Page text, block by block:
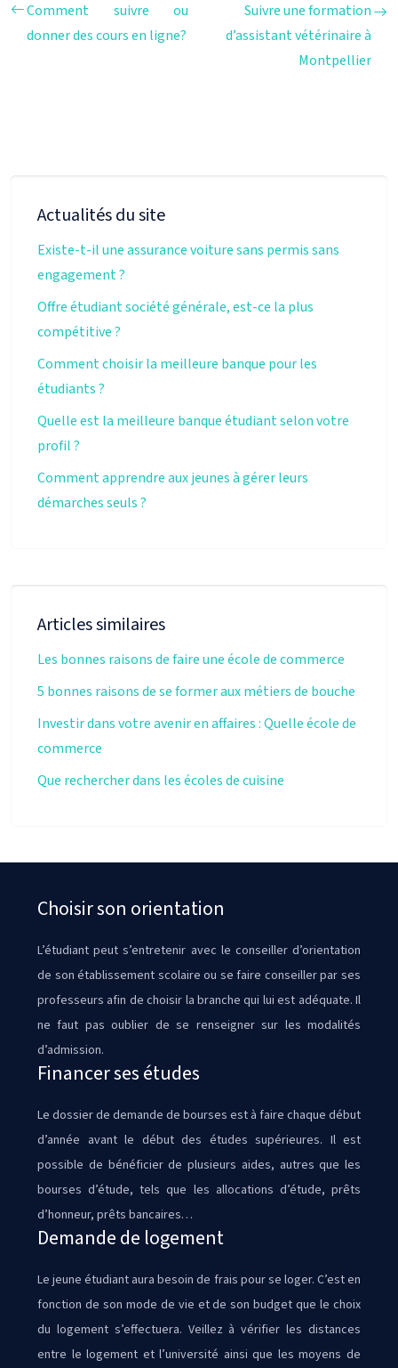
Comment suivre ou
donner des cours en ligne?
Suivre une formation
d’assistant vétérinaire à
Montpellier
Actualités du site
Existe-t-il une assurance voiture sans permis sans
engagement ?
Offre étudiant société générale, est-ce la plus
compétitive ?
Comment choisir la meilleure banque pour les
étudiants ?
Quelle est la meilleure banque étudiant selon votre
profil ?
Comment apprendre aux jeunes à gérer leurs
démarches seuls ?
Articles similaires
Les bonnes raisons de faire une école de commerce
5 bonnes raisons de se former aux métiers de bouche
Investir dans votre avenir en affaires : Quelle école de
commerce
Que rechercher dans les écoles de cuisine
Choisir son orientation
L’étudiant peut s’entretenir avec le conseiller d’orientation
de son établissement scolaire ou se faire conseiller par ses
professeurs afin de choisir la branche qui lui est adéquate. Il
ne faut pas oublier de se renseigner sur les modalités
d’admission.
Financer ses études
Le dossier de demande de bourses est à faire chaque début
d’année avant le début des études supérieures. Il est
possible de bénéficier de plusieurs aides, autres que les
bourses d’étude, tels que les allocations d’étude, prêts
d’honneur, prêts bancaires…
Demande de logement
Le jeune étudiant aura besoin de frais pour se loger. C’est en
fonction de son mode de vie et de son budget que le choix
du logement s’effectuera. Veillez à vérifier les distances
entre le logement et l’université ainsi que les moyens de